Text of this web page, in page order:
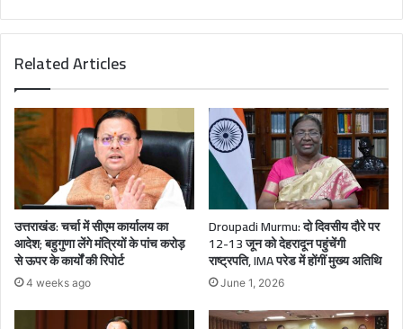
Related Articles
उत्तराखंड: चर्चा में सीएम कार्यालय का
आदेश; बहुगुणा लेंगे मंत्रियों के पांच करोड़
से ऊपर के कार्यों की रिपोर्ट
4 weeks ago
Droupadi Murmu: दो दिवसीय दौरे पर
12-13 जून को देहरादून पहुंचेंगी
राष्ट्रपति, IMA परेड में होंगीं मुख्य अतिथि
June 1, 2026